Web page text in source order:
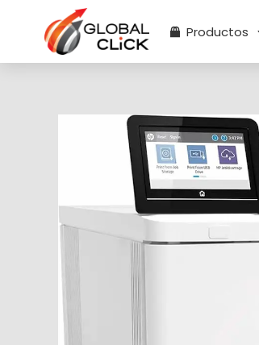
contenido
Productos